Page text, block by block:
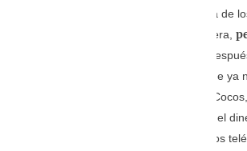
Los músicos que saben de la existencia de
irregulares, en ambos lados de la frontera,
.
fotos nos dicen que la actividad de toque ya
ni el miércoles en la finca llamada Los
de Tame. El Indio, que no entregó todo el
pidieron que nos guardarían todo con los